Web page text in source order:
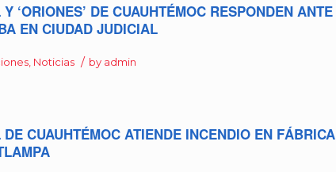
‘ORIONES’ DE CUAUHTÉMOC RESPONDEN ANTE
EN CIUDAD JUDICIAL
Noticias / by admin
CUAUHTÉMOC ATIENDE INCENDIO EN FÁBRICA